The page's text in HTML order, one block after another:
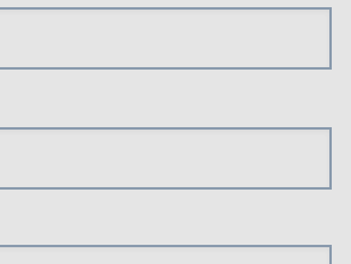
en betrokken team.
interne trainingen.
en werk-privébalans.
in een multidisciplinair team
huisartsen,